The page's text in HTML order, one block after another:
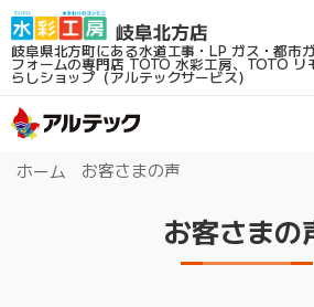
岐阜県北方町にある水道工事・LP ガス・都市
フォームの専門店TOTO 水彩工房、TOTO リ
らしショップ（アルテックサービス）
ホーム お客さまの声
お客さまの